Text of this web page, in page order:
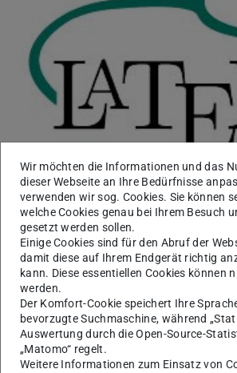
29.12.2026, 14:30-16:00
TeXnische Sprechstunde
Die TeXnische Sprechstunde ist ein
Supportangebot für Fragen rund um TeX/
sowie die TUDa-CI templates für
Wir möchten die Informationen und das
dieser Webseite an Ihre Bedürfnisse
verwenden wir sog. Cookies. Sie können
welche Cookies genau bei Ihrem Besuch
gesetzt werden sollen.
Einige Cookies sind für den Abruf der
damit diese auf Ihrem Endgerät richtig
kann. Diese essentiellen Cookies können
werden.
Der Komfort-Cookie speichert Ihre
bevorzugte Suchmaschine, während
Auswertung durch die Open-Source-
„Matomo“ regelt.
Weitere Informationen zum Einsatz von